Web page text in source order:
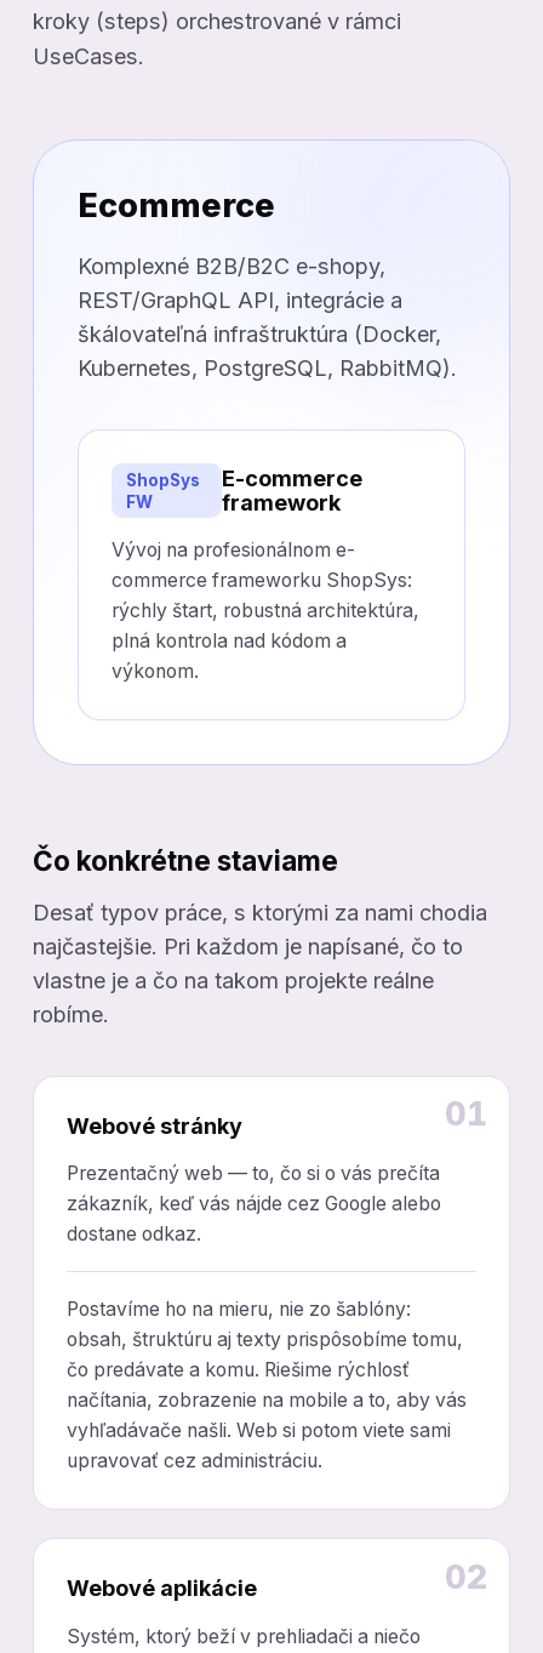
kroky (steps) orchestrované v rámci
UseCases.
Ecommerce
Komplexné B2B/B2C e-shopy,
REST/GraphQL API, integrácie a
škálovateľná infraštruktúra (Docker,
Kubernetes, PostgreSQL, RabbitMQ).
ShopSys
FW
E-commerce
framework
Vývoj na profesionálnom e-
commerce frameworku ShopSys:
rýchly štart, robustná architektúra,
plná kontrola nad kódom a
výkonom.
Čo konkrétne staviame
Desať typov práce, s ktorými za nami chodia
najčastejšie. Pri každom je napísané, čo to
vlastne je a čo na takom projekte reálne
robíme.
01
Webové stránky
Prezentačný web — to, čo si o vás prečíta
zákazník, keď vás nájde cez Google alebo
dostane odkaz.
Postavíme ho na mieru, nie zo šablóny:
obsah, štruktúru aj texty prispôsobíme tomu,
čo predávate a komu. Riešime rýchlosť
načítania, zobrazenie na mobile a to, aby vás
vyhľadávače našli. Web si potom viete sami
upravovať cez administráciu.
02
Webové aplikácie
Systém, ktorý beží v prehliadači a niečo